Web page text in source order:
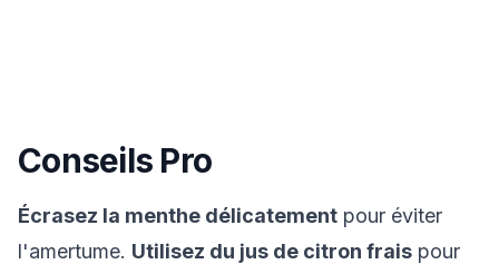
Conseils Pro
Écrasez la menthe délicatement pour éviter
l'amertume. Utilisez du jus de citron frais pour